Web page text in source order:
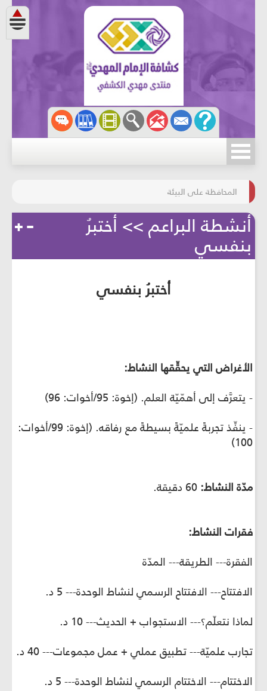
مسابقة الركب الحسينيّ
المحافظة على البيئة
أنشطة البراعم >> أختبرُ
بنفسي
أختبرُ بنفسي
الأغراض التي يحقِّقها النشاط:
- يتعرَّف إلى أهمّيّة العلم. (إخوة: 95/أخوات: 96)
- ينفِّذ تجربةً علميّةً بسيطةً مع رفاقه. (إخوة: 99/أخوات:
100)
مدّة النشاط:
فقرات النشاط:
الفقرة--- الطريقة--- المدّة
الافتتاح--- الافتتاح الرسمي لنشاط الوحدة--- 5 د.
لماذا نتعلّم؟--- الاستجواب + الحديث--- 10 د.
تجارب علميّة--- تطبيق عملي + عمل مجموعات--- 40 د.
الاختتام--- الاختتام الرسمي لنشاط الوحدة--- 5 د.